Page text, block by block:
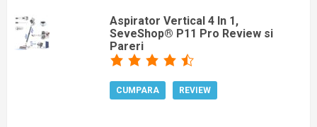
Aspirator Vertical 4 In 1,
SeveShop® P11 Pro Review si
Pareri
CUMPARA REVIEW